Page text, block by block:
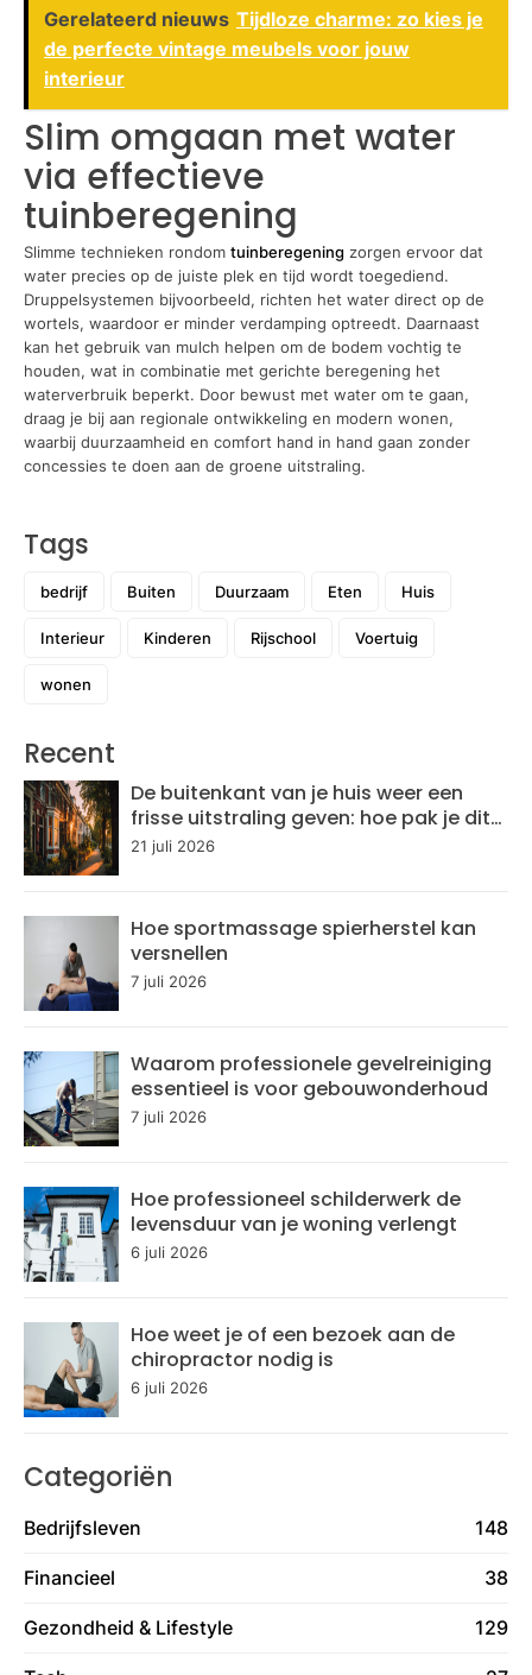
Gerelateerd nieuws Tijdloze charme: zo kies je
de perfecte vintage meubels voor jouw
interieur
Slim omgaan met water
via effectieve
tuinberegening
Slimme technieken rondom tuinberegening zorgen ervoor dat
water precies op de juiste plek en tijd wordt toegediend.
Druppelsystemen bijvoorbeeld, richten het water direct op de
wortels, waardoor er minder verdamping optreedt. Daarnaast
kan het gebruik van mulch helpen om de bodem vochtig te
houden, wat in combinatie met gerichte beregening het
waterverbruik beperkt. Door bewust met water om te gaan,
draag je bij aan regionale ontwikkeling en modern wonen,
waarbij duurzaamheid en comfort hand in hand gaan zonder
concessies te doen aan de groene uitstraling.
Tags
bedrijf Buiten Duurzaam Eten Huis
Interieur Kinderen Rijschool Voertuig
wonen
Recent
De buitenkant van je huis weer een
frisse uitstraling geven: hoe pak je dit
aan?
21 juli 2026
Hoe sportmassage spierherstel kan
versnellen
7 juli 2026
Waarom professionele gevelreiniging
essentieel is voor gebouwonderhoud
7 juli 2026
Hoe professioneel schilderwerk de
levensduur van je woning verlengt
6 juli 2026
Hoe weet je of een bezoek aan de
chiropractor nodig is
6 juli 2026
Categoriën
Bedrijfsleven 148
Financieel 38
Gezondheid & Lifestyle 129